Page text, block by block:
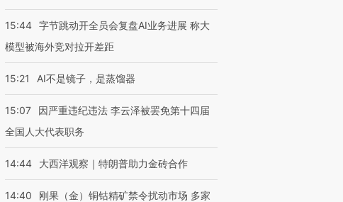
15:44 字节跳动开全员会复盘AI业务进展 称大
模型被海外竞对拉开差距
15:21 AI不是镜子，是蒸馏器
15:07
因严重违纪违法 李云泽被罢免第十四届
全国人大代表职务
14:44 大西洋观察｜特朗普助力金砖合作
14:40
刚果（金）铜钴精矿禁令扰动市场 多家